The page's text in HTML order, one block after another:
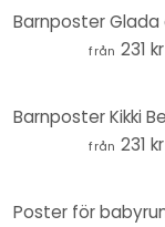
från 231 kr
från 231 kr